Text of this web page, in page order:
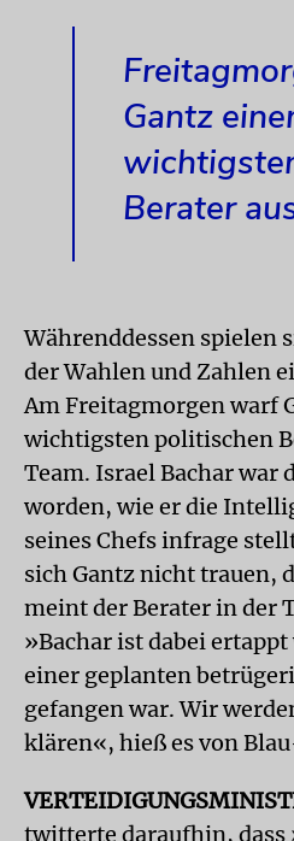
Gantz
Berater
Währenddessen spielen
der Wahlen und Zahlen
Am Freitagmorgen warf
wichtigsten politischen
Team. Israel Bachar war
worden, wie er die
seines Chefs infrage
sich Gantz nicht trauen,
meint der Berater in der
»Bachar ist dabei
einer geplanten
gefangen war. Wir
klären«, hieß es von
twitterte daraufhin, dass